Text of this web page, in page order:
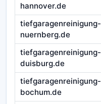
hannover.de
tiefgaragenreinigung-
nuernberg.de
tiefgaragenreinigung-
duisburg.de
tiefgaragenreinigung-
bochum.de